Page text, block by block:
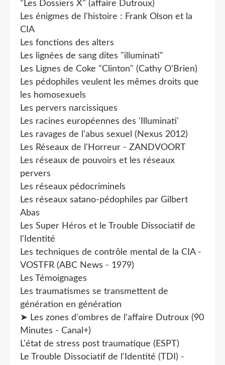
"Les Dossiers X" (affaire Dutroux)
Les énigmes de l'histoire : Frank Olson et la
CIA
Les fonctions des alters
Les lignées de sang dites "illuminati"
Les Lignes de Coke "Clinton" (Cathy O'Brien)
Les pédophiles veulent les mêmes droits que
les homosexuels
Les pervers narcissiques
Les racines européennes des 'Illuminati'
Les ravages de l'abus sexuel (Nexus 2012)
Les Réseaux de l'Horreur - ZANDVOORT
Les réseaux de pouvoirs et les réseaux
pervers
Les réseaux pédocriminels
Les réseaux satano-pédophiles par Gilbert
Abas
Les Super Héros et le Trouble Dissociatif de
l'Identité
Les techniques de contrôle mental de la CIA -
VOSTFR (ABC News - 1979)
Les Témoignages
Les traumatismes se transmettent de
génération en génération
➤ Les zones d'ombres de l'affaire Dutroux (90
Minutes - Canal+)
L'état de stress post traumatique (ESPT)
Le Trouble Dissociatif de l'Identité (TDI) -